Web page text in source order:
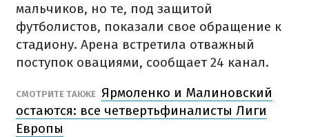
мальчиков, но те, под защитой
футболистов, показали свое обращение к
стадиону. Арена встретила отважный
поступок овациями, сообщает 24 канал.
СМОТРИТЕ ТАКЖЕ Ярмоленко и Малиновский
остаются: все четвертьфиналисты Лиги
Европы